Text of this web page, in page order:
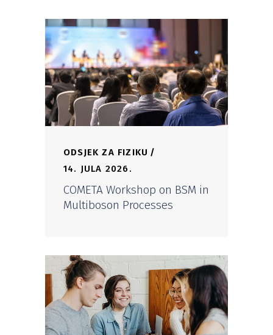
ODSJEK ZA FIZIKU
14. JULA 2026.
COMETA Workshop on BSM in
Multiboson Processes